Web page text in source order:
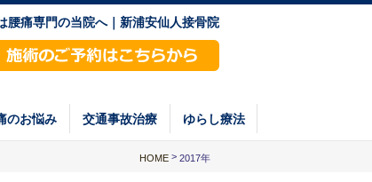
腰痛専門の当院へ｜新浦安仙人接骨院
のお悩み 交通事故治療 ゆらし療法
HOME > 2017年